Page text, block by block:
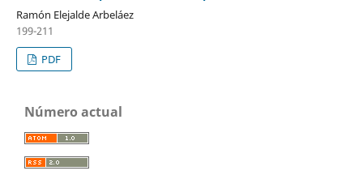
Ramón Elejalde Arbeláez
199-211
PDF
Número actual